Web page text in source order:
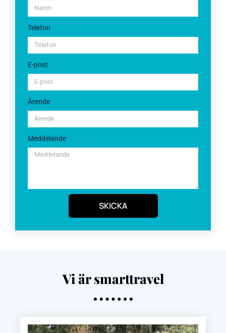
Telefon
E-post
Ärende
Meddelande
SKICKA
Vi är smarttravel